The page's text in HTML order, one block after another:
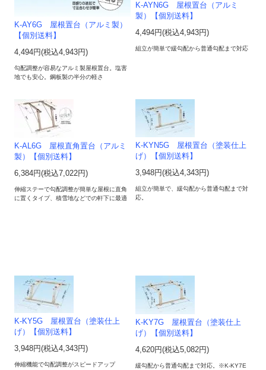
K-AY6G 屋根置台（アルミ製）
【個別送料】
4,494円(税込4,943円)
勾配調整が容易なアルミ製屋根置台。塩害
地でも安心。鋼板製の半分の軽さ
K-AYN6G 屋根置台（アルミ
製）【個別送料】
4,494円(税込4,943円)
組立が簡単で緩勾配から普通勾配まで対応
K-AL6G 屋根直角置台（アルミ
製）【個別送料】
6,384円(税込7,022円)
伸縮ステーで勾配調整が簡単な屋根に直角
に置くタイプ、積雪地などでの軒下に最適
K-KYN5G 屋根置台（塗装仕上
げ）【個別送料】
3,948円(税込4,343円)
組立が簡単で、緩勾配から普通勾配まで対
応。
K-KY5G 屋根置台（塗装仕上
げ）【個別送料】
3,948円(税込4,343円)
伸縮機能で勾配調整がスピードアップ
K-KY7G 屋根置台（塗装仕上
げ）【個別送料】
4,620円(税込5,082円)
緩勾配から普通勾配まで対応。※K-KY7E